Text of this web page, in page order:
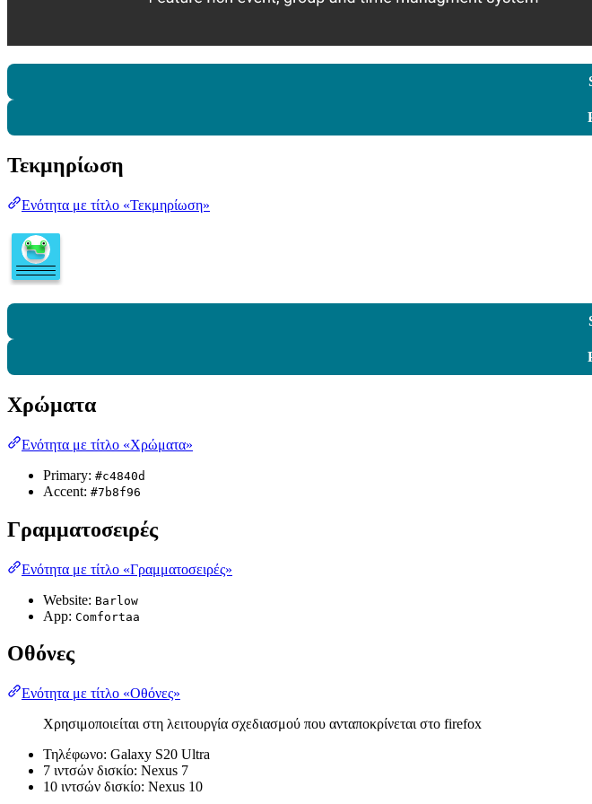
Τεκμηρίωση
Ενότητα με τίτλο «Τεκμηρίωση»
Χρώματα
Ενότητα με τίτλο «Χρώματα»
Primary: #c4840d
Accent: #7b8f96
Γραμματοσειρές
Ενότητα με τίτλο «Γραμματοσειρές»
Website: Barlow
App: Comfortaa
Οθόνες
Ενότητα με τίτλο «Οθόνες»
Χρησιμοποιείται στη λειτουργία σχεδιασμού που ανταποκρίνεται στο firefox
Τηλέφωνο: Galaxy S20 Ultra
7 ιντσών δισκίο: Nexus 7
10 ιντσών δισκίο: Nexus 10